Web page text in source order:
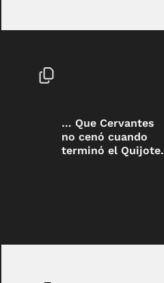
… Que Cervantes
no cenó cuando
terminó el Quijote.